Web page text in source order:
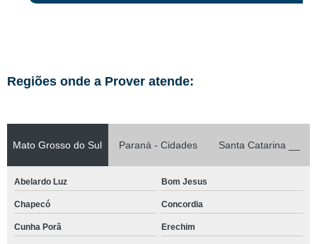
Regiões onde a Prover atende:
Mato Grosso do Sul Paraná - Cidades Santa Catarina __
Abelardo Luz Bom Jesus
Chapecó Concordia
Cunha Porã Erechim